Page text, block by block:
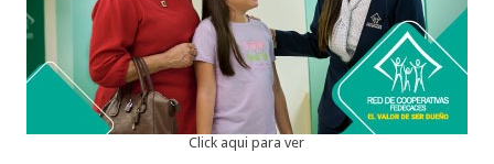
Click aqui para ver